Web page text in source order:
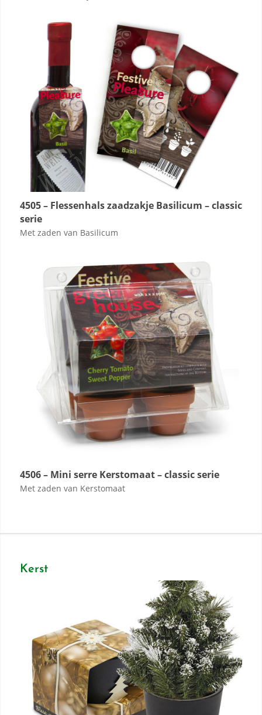
4505 – Flessenhals zaadzakje Basilicum – classic
serie
Met zaden van Basilicum
4506 – Mini serre Kerstomaat – classic serie
Met zaden van Kerstomaat
Kerst